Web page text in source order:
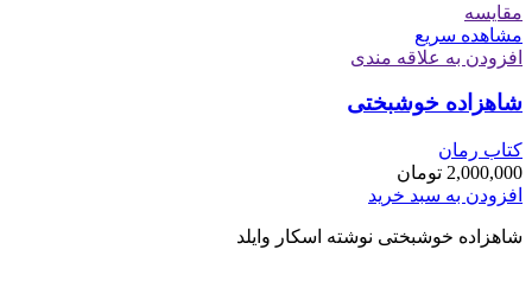
مقایسه
مشاهده سریع
افزودن به علاقه مندی
شاهزاده خوشبختی
کتاب رمان
2,000,000 تومان
افزودن به سبد خرید
شاهزاده خوشبختی نوشته اسکار وایلد